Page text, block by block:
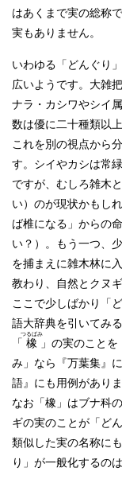
はあくまで実の総称
実もありません。
いわゆる「どんぐり
広いようです。大雑
ナラ・カシワやシイ
数は優に二十種類以
これを別の視点から
す。シイやカシは常
ですが、むしろ雑木
い）のが現状かもし
ば椎になる」からの
い？）。もう一つ、
を捕まえに雑木林に
教わり、自然とクヌ
ここで少しばかり「
語大辞典を引いてみ
「 橡
つるばみ
」の実のこと
み」なら『万葉集』
語』にも用例がありま
なお「橡」はブナ科
ギの実のことが「ど
類似した実の名称に
り」が一般化するの